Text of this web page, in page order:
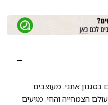
בסגנון אתני. מעוצבים
הצמחייה והחי. מגיעים